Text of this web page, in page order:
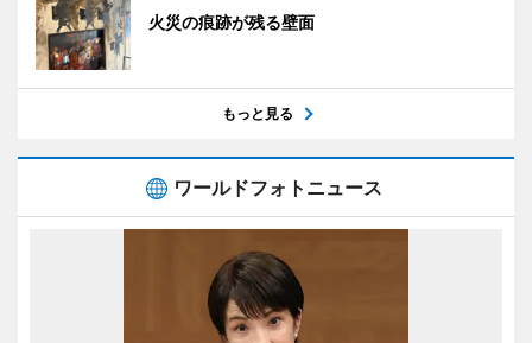
火災の痕跡が残る壁面
もっと見る
ワールドフォトニュース